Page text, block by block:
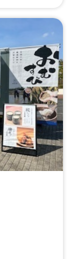
BOX2P（チ
ース付）、PO
）、POTATO-
キン単品2P
プ提供、チキ
付）、チキン
）、チキン5P
ライドポテ